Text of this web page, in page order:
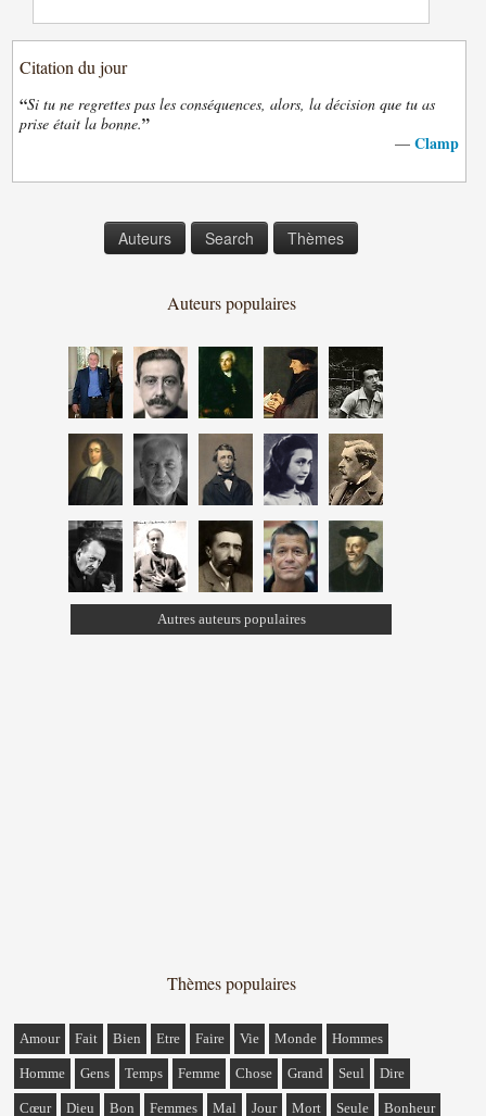
Citation du jour
“Si tu ne regrettes pas les conséquences, alors, la décision que tu as
prise était la bonne.”
— Clamp
Auteurs Search Thèmes
Auteurs populaires
Autres auteurs populaires
Thèmes populaires
Amour Fait Bien Etre Faire Vie Monde Hommes
Homme Gens Temps Femme Chose Grand Seul Dire
Cœur Dieu Bon Femmes Mal Jour Mort Seule Bonheur